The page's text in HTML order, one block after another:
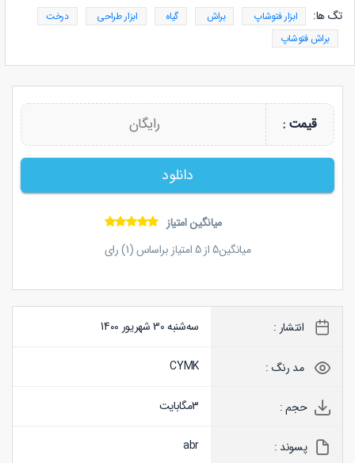
تگ ها:
ابزار فتوشاپ براش گیاه ابزار طراحی
درخت
براش فتوشاپ
قیمت : رایگان
دانلود
میانگین امتیاز
میانگین5از5امتیاز براساس (1) رای
انتشار : سه‌شنبه 30 شهریور 1400
مد رنگ : CYMK
حجم : 3مگابایت
پسوند : abr